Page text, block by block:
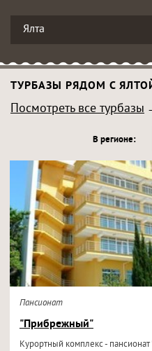
Ялта
ТУРБАЗЫ РЯДОМ С
Посмотреть все турбазы
В регионе:
Пансионат
"Прибрежный"
Курортный комплекс -